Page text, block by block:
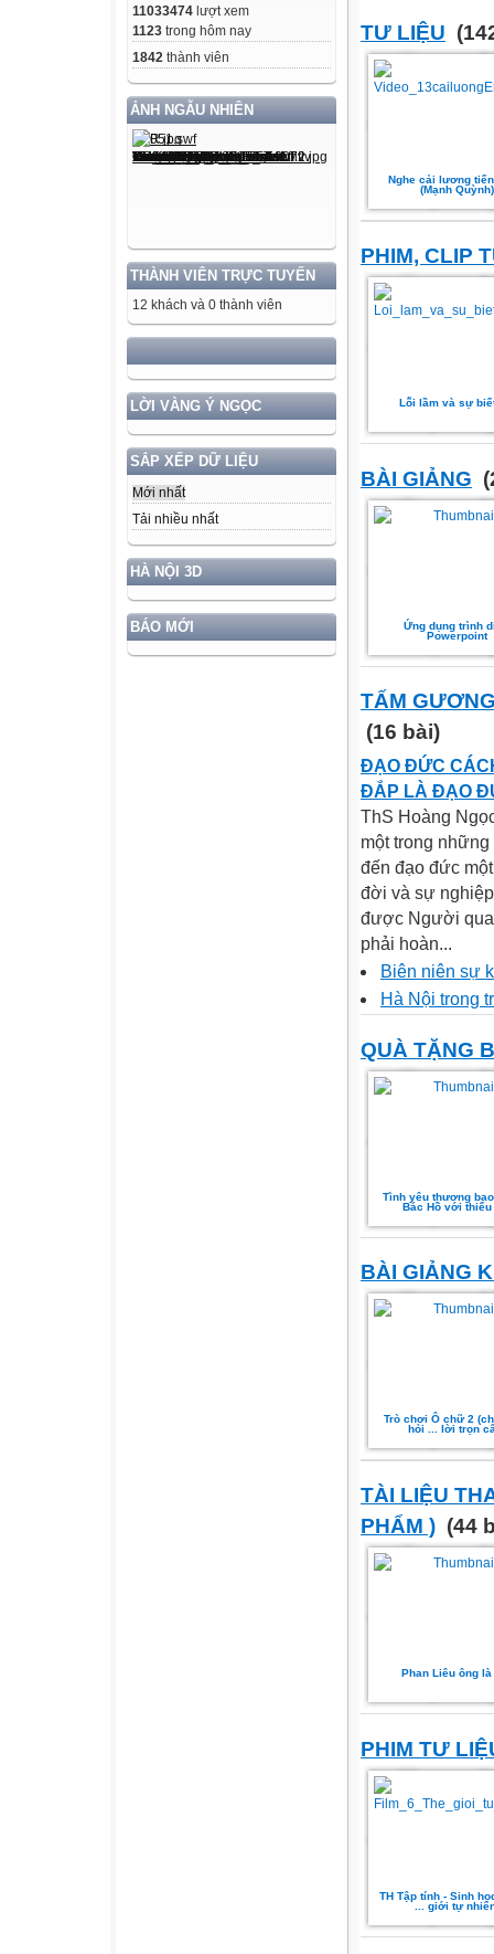
11033474 lượt xem
1123 trong hôm nay
1842 thành viên
ẢNH NGẪU NHIÊN
THÀNH VIÊN TRỰC TUYẾN
12 khách và 0 thành viên
LỜI VÀNG Ý NGỌC
SẮP XẾP DỮ LIỆU
Mới nhất
Tải nhiều nhất
HÀ NỘI 3D
BÁO MỚI
TƯ LIỆU
Nghe cải lương
(Mạnh Quỳnh)
PHIM, CLIP
Lỗi lầm và sự
BÀI GIẢNG
Ứng dụng trình
Powerpoint
TẤM
(16 bài)
ĐẠO ĐỨC
ĐẮP LÀ ĐẠO
ThS Hoàng
một trong
đến đạo đức
đời và sự
được Người
phải hoàn...
Biên niên sự
Hà Nội trong
QUÀ TẶNG
Tình yêu thương
Bác Hồ với thiếu
BÀI GIẢNG
Trò chơi Ô chữ 2
hỏi ... lời trọn
TÀI LIỆU
PHẨM ) (44
Phan Liêu ông là
PHIM TƯ
TH Tập tính - Sinh
... giới tự